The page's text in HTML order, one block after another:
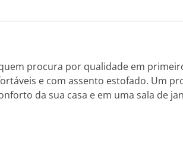
procura por qualidade em
e com assento estofado. Um
da sua casa e em uma sala de